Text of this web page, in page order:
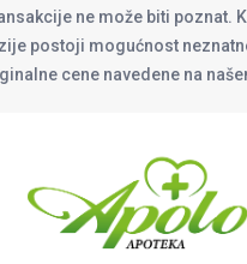
ne može biti poznat.
postoji mogućnost
cene navedene na